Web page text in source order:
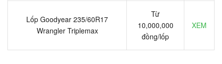
Lốp Goodyear 235/60R17
Wrangler Triplemax
Từ
10,000,000
đồng/lốp
XEM